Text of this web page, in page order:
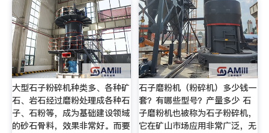
大型石子粉碎机种类多、各种矿
石、岩石经过磨粉处理成各种石
子、石粉等，成为基础建设领域
的砂石骨料，效果非常好。而要
石子磨粉机（粉碎机）多少钱一
套？有哪些型号？产量多少 石
子磨粉机也被称为石子粉碎机，
它在矿山市场应用非常广泛，无